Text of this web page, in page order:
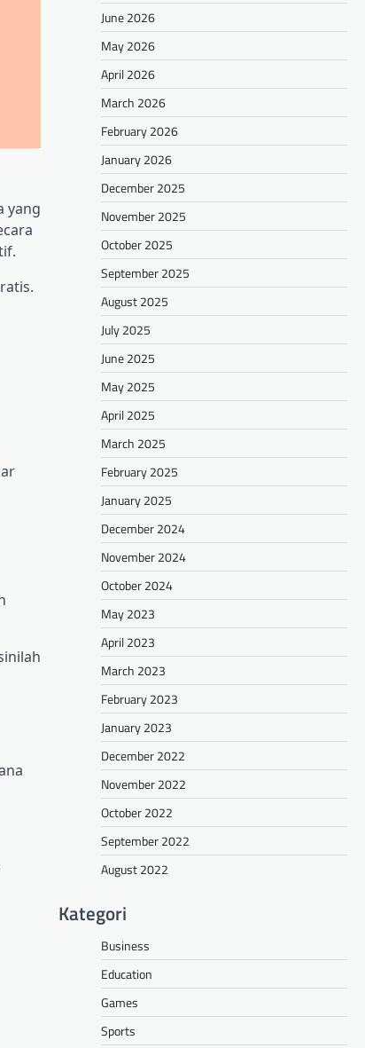
yang
June 2026
May 2026
April 2026
March 2026
February 2026
January 2026
December 2025
November 2025
October 2025
September 2025
August 2025
July 2025
June 2025
May 2025
April 2025
March 2025
February 2025
January 2025
December 2024
November 2024
October 2024
May 2023
April 2023
March 2023
February 2023
January 2023
December 2022
November 2022
October 2022
September 2022
August 2022
Kategori
Business
Education
Games
Sports